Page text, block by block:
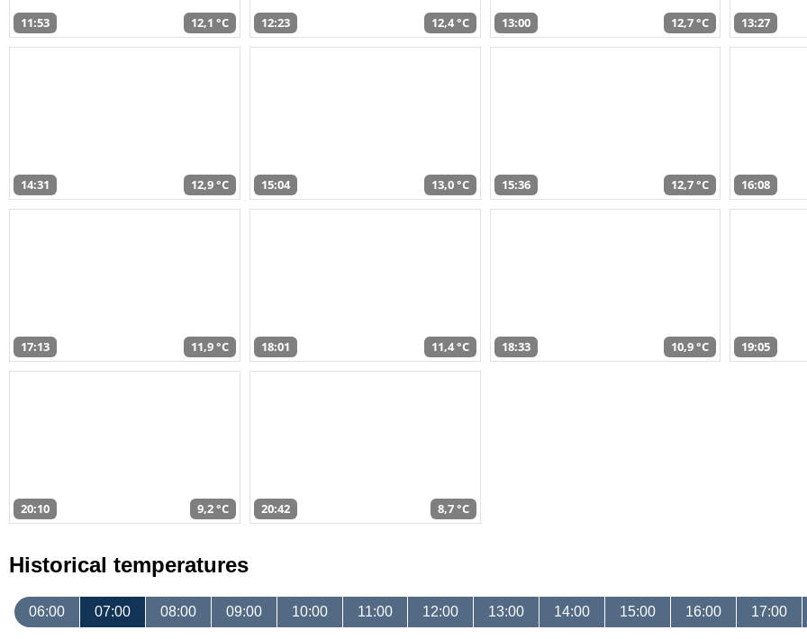
11:53 12,1 °C 12:23 12,4 °C 13:00 12,7 °C 13:27
14:31 12,9 °C 15:04 13,0 °C 15:36 12,7 °C 16:08
17:13 11,9 °C 18:01 11,4 °C 18:33 10,9 °C 19:05
20:10 9,2 °C 20:42 8,7 °C
Historical temperatures
06:00 07:00 08:00 09:00 10:00 11:00 12:00 13:00 14:00 15:00 16:00 17:00